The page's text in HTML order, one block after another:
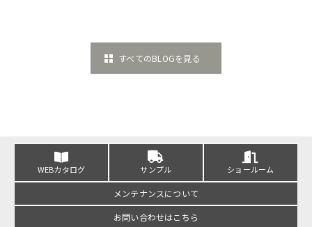
すべてのBLOGを見る
WEBカタログ サンプル ショールーム
メンテナンスについて
お問い合わせはこちら